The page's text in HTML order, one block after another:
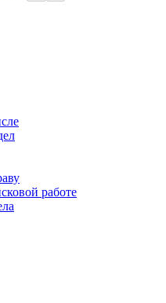
работе